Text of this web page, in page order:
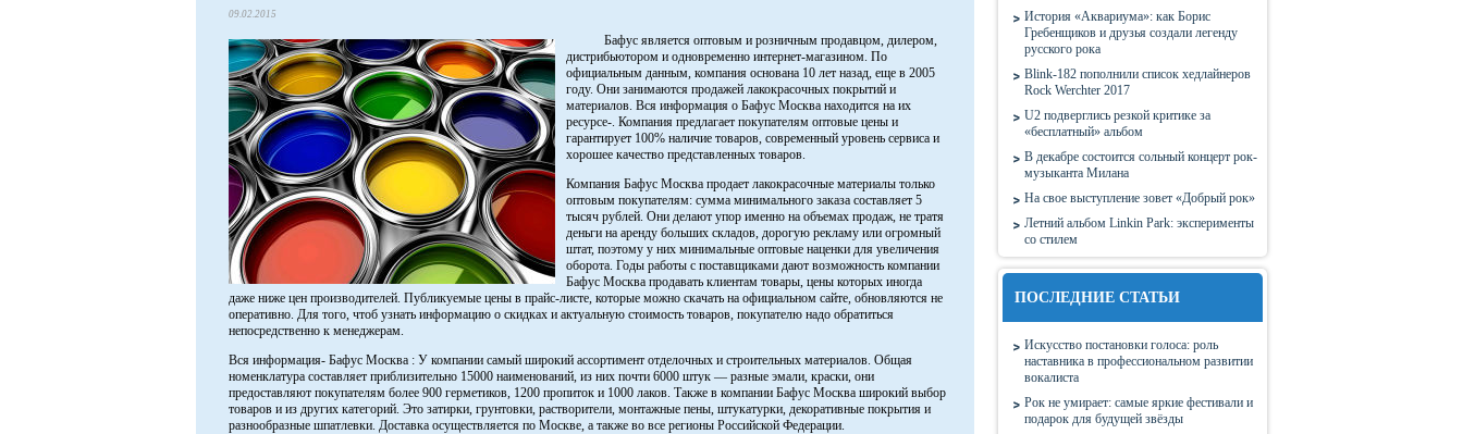
09.02.2015
Бафус является оптовым и розничным продавцом, дилером,
дистрибьютором и одновременно интернет-магазином. По
официальным данным, компания основана 10 лет назад, еще в 2005
году. Они занимаются продажей лакокрасочных покрытий и
материалов. Вся информация о Бафус Москва находится на их
ресурсе-. Компания предлагает покупателям оптовые цены и
гарантирует 100% наличие товаров, современный уровень сервиса и
хорошее качество представленных товаров.
Компания Бафус Москва продает лакокрасочные материалы только
оптовым покупателям: сумма минимального заказа составляет 5
тысяч рублей. Они делают упор именно на объемах продаж, не тратя
деньги на аренду больших складов, дорогую рекламу или огромный
штат, поэтому у них минимальные оптовые наценки для увеличения
оборота. Годы работы с поставщиками дают возможность компании
Бафус Москва продавать клиентам товары, цены которых иногда
даже ниже цен производителей. Публикуемые цены в прайс-листе, которые можно скачать на официальном сайте, обновляются не
оперативно. Для того, чтоб узнать информацию о скидках и актуальную стоимость товаров, покупателю надо обратиться
непосредственно к менеджерам.
Вся информация- Бафус Москва : У компании самый широкий ассортимент отделочных и строительных материалов. Общая
номенклатура составляет приблизительно 15000 наименований, из них почти 6000 штук — разные эмали, краски, они
предоставляют покупателям более 900 герметиков, 1200 пропиток и 1000 лаков. Также в компании Бафус Москва широкий выбор
товаров и из других категорий. Это затирки, грунтовки, растворители, монтажные пены, штукатурки, декоративные покрытия и
разнообразные шпатлевки. Доставка осуществляется по Москве, а также во все регионы Российской Федерации.
История «Аквариума»: как Борис
Гребенщиков и друзья создали легенду
русского рока
Blink-182 пополнили список хедлайнеров
Rock Werchter 2017
U2 подверглись резкой критике за
«бесплатный» альбом
В декабре состоится сольный концерт рок-
музыканта Милана
На свое выступление зовет «Добрый рок»
Летний альбом Linkin Park: эксперименты
со стилем
ПОСЛЕДНИЕ СТАТЬИ
Искусство постановки голоса: роль
наставника в профессиональном развитии
вокалиста
Рок не умирает: самые яркие фестивали и
подарок для будущей звёзды